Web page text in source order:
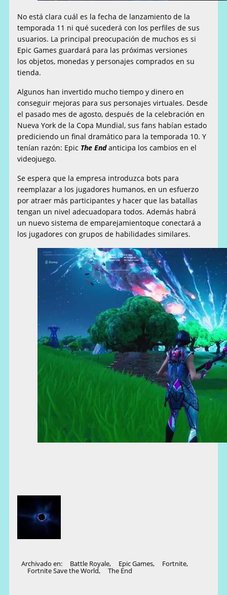
No está clara cuál es la fecha de lanzamiento de la
temporada 11 ni qué sucederá con los perfiles de sus
usuarios. La principal preocupación de muchos es si
Epic Games guardará para las próximas versiones
los objetos, monedas y personajes comprados en su
tienda.
Algunos han invertido mucho tiempo y dinero en
conseguir mejoras para sus personajes virtuales. Desde
el pasado mes de agosto, después de la celebración en
Nueva York de la Copa Mundial, sus fans habían estado
prediciendo un final dramático para la temporada 10. Y
tenían razón: Epic The Endanticipa los cambios en el
videojuego.
Se espera que la empresa introduzca bots para
reemplazar a los jugadores humanos, en un esfuerzo
por atraer más participantes y hacer que las batallas
tengan un nivel adecuadopara todos. Además habrá
un nuevo sistema de emparejamientoque conectará a
los jugadores con grupos de habilidades similares.
Archivado en: Battle Royale, Epic Games, Fortnite,
Fortnite Save the World, The End